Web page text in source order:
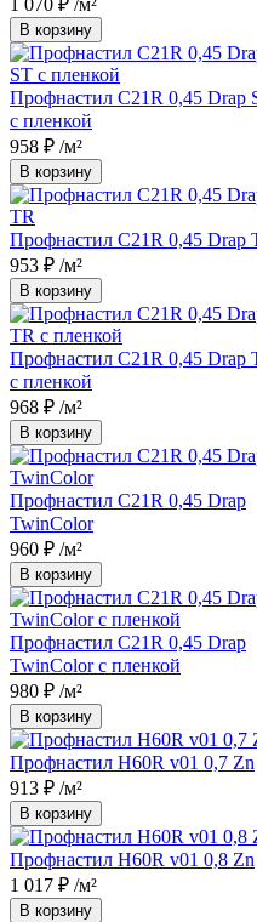
В корзину
Профнастил С21R 0,45 Drap
с пленкой
958 ₽ /м²
В корзину
Профнастил С21R 0,45 Drap
953 ₽ /м²
В корзину
Профнастил С21R 0,45 Drap
с пленкой
968 ₽ /м²
В корзину
Профнастил С21R 0,45 Drap
TwinColor
960 ₽ /м²
В корзину
Профнастил С21R 0,45 Drap
TwinColor с пленкой
980 ₽ /м²
В корзину
Профнастил Н60R v01 0,7 Zn
913 ₽ /м²
В корзину
Профнастил Н60R v01 0,8 Zn
1 017 ₽ /м²
В корзину